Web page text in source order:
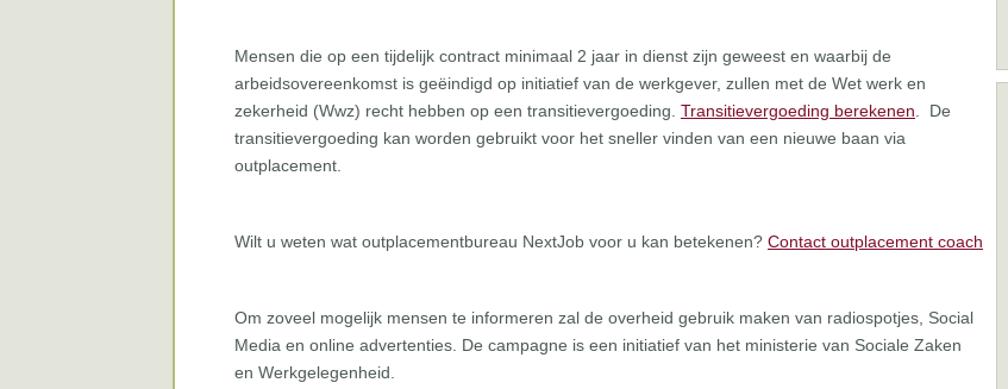
Mensen die op een tijdelijk contract minimaal 2 jaar in dienst zijn geweest en waarbij de
arbeidsovereenkomst is geëindigd op initiatief van de werkgever, zullen met de Wet werk en
zekerheid (Wwz) recht hebben op een transitievergoeding. Transitievergoeding berekenen . De
transitievergoeding kan worden gebruikt voor het sneller vinden van een nieuwe baan via
outplacement.
Wilt u weten wat outplacementbureau NextJob voor u kan betekenen? Contact outplacement coach
Om zoveel mogelijk mensen te informeren zal de overheid gebruik maken van radiospotjes, Social
Media en online advertenties. De campagne is een initiatief van het ministerie van Sociale Zaken
en Werkgelegenheid.